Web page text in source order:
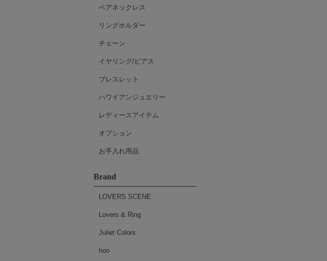
ペアネックレス
リングホルダー
チェーン
イヤリング/ピアス
ブレスレット
ハワイアンジュエリー
レディースアイテム
オプション
お手入れ用品
Brand
LOVERS SCENE
Lovers & Ring
Juliet Colors
hoo